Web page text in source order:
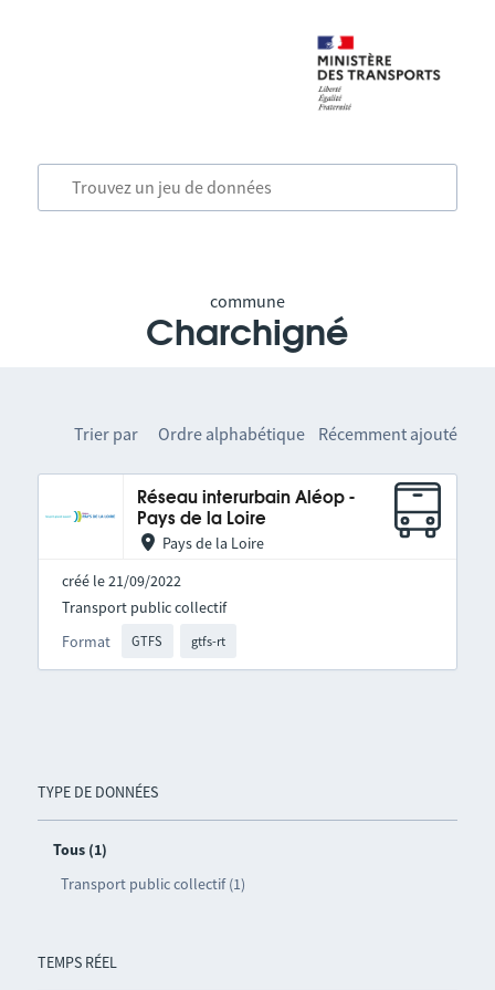
commune
Charchigné
TYPE DE DONNÉES
Tous (1)
Transport public collectif (1)
TEMPS RÉEL
Trier par Ordre alphabétique Récemment ajouté
Réseau interurbain Aléop -
Pays de la Loire
Pays de la Loire
créé le 21/09/2022
Format GTFS gtfs-rt
Transport public collectif